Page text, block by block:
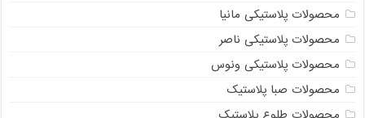
محصولات پلاستیکی مانیا
محصولات پلاستیکی ناصر
محصولات پلاستیکی ونوس
محصولات صبا پلاستیک